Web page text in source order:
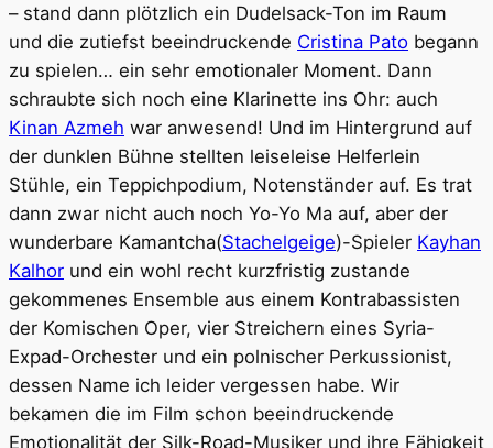
– stand dann plötzlich ein Dudelsack-Ton im Raum
und die zutiefst beeindruckende Cristina Pato begann
zu spielen… ein sehr emotionaler Moment. Dann
schraubte sich noch eine Klarinette ins Ohr: auch
Kinan Azmeh war anwesend! Und im Hintergrund auf
der dunklen Bühne stellten leiseleise Helferlein
Stühle, ein Teppichpodium, Notenständer auf. Es trat
dann zwar nicht auch noch Yo-Yo Ma auf, aber der
wunderbare Kamantcha(Stachelgeige)-Spieler Kayhan
Kalhor und ein wohl recht kurzfristig zustande
gekommenes Ensemble aus einem Kontrabassisten
der Komischen Oper, vier Streichern eines Syria-
Expad-Orchester und ein polnischer Perkussionist,
dessen Name ich leider vergessen habe. Wir
bekamen die im Film schon beeindruckende
Emotionalität der Silk-Road-Musiker und ihre Fähigkeit